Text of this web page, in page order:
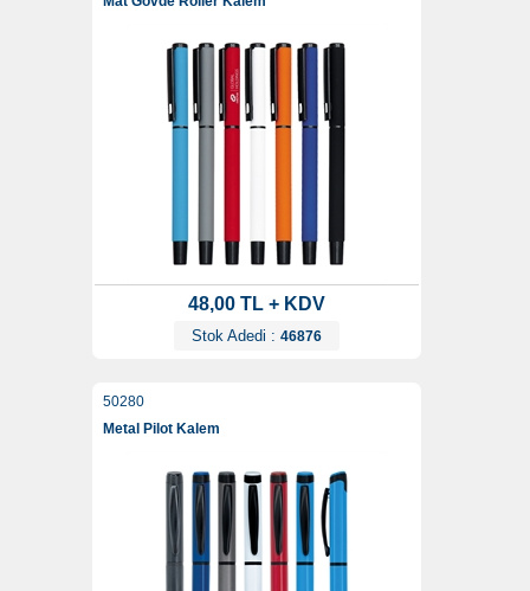
48,00 TL + KDV
Stok Adedi : 46876
50280
Metal Pilot Kalem